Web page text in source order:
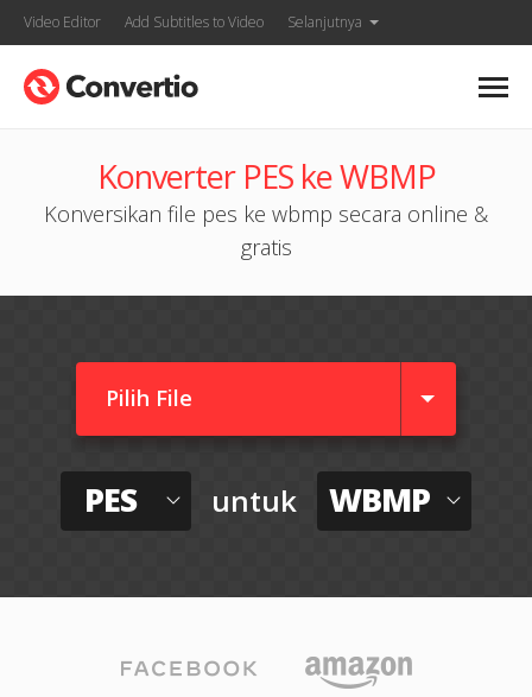
Video Editor Add Subtitles to Video Selanjutnya
Konverter PES ke WBMP
Konversikan file pes ke wbmp secara online &
gratis
Pilih File
PES untuk WBMP